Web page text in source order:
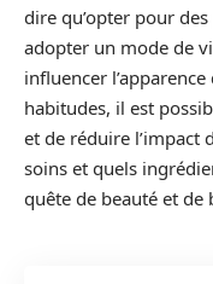
dire qu’opter pour
adopter un mode de
influencer
habitudes, il est
et de réduire l’impact
soins et quels
quête de beauté et de